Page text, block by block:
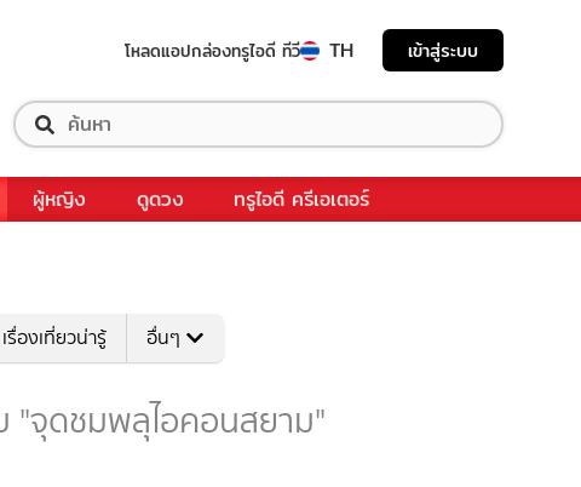
โหลดแอปกล่องทรูไอดี ทีวี TH เข้าสู่ระบบ
ผู้หญิง ดูดวง ทรูไอดี ครีเอเตอร์
เรื่องเที่ยวน่ารู้ อื่นๆ
"จุดชมพลุไอคอนสยาม"